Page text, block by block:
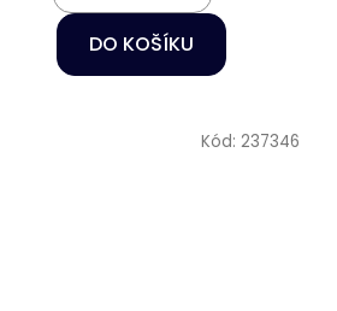
DO KOŠÍKU
Kód: 237346